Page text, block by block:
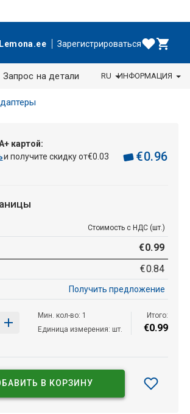
Зарегистрироваться
Запрос на детали RU ИНФОРМАЦИЯ
картой:
и получите скидку от€0 03
€0.96
Стоимость с НДС (шт.)
€0.99
€0.84
Получить предложение
Мин. кол-во: 1
Единица измерения: шт.
Итого:
€0.99
В КОРЗИНУ